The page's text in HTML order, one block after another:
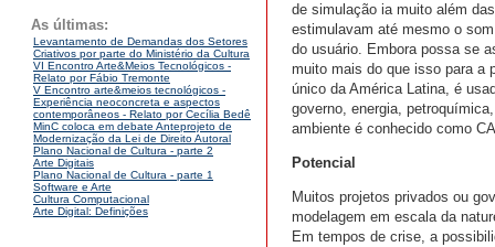
As últimas:
Levantamento de Demandas dos Setores
Criativos por parte do Ministério da Cultura
VI Encontro Arte&Meios Tecnológicos -
Relato por Fábio Tremonte
V Encontro arte&meios tecnológicos -
Experiência neoconcreta e aspectos
contemporâneos - Relato por Cecília Bedê
MinC coloca em debate Anteprojeto de
Modernização da Lei de Direito Autoral
Plano Nacional de Cultura - parte 2
Arte Digitais
Plano Nacional de Cultura - parte 1
Software e Arte
Cultura Computacional
Arte Digital: Definições
de simulação ia muito além
estimulavam até mesmo o
do usuário. Embora possa se
muito mais do que isso para a
único da América Latina, é
governo, energia,
ambiente é conhecido como
Potencial
Muitos projetos privados ou
modelagem em escala da
Em tempos de crise, a